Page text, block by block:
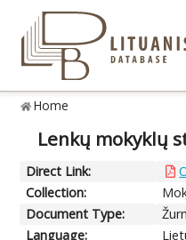
Home
Lenkų mokyklų
Direct Link:
Collection:
Document Type:
Language: